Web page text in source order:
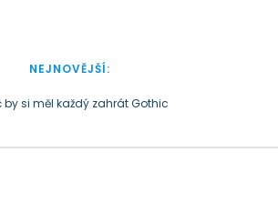
NEJNOVĚJŠÍ:
by si měl každý zahrát Gothic